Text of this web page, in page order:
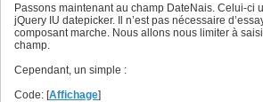
Passons maintenant au champ DateNais. Celui-ci
jQuery IU datepicker. Il n’est pas nécessaire
composant marche. Nous allons nous limiter à
champ.
Cependant, un simple :
Code: [Affichage]